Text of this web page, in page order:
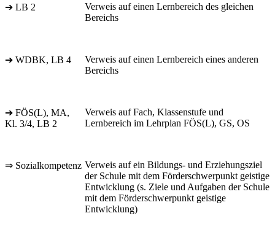
➔ LB 2
Verweis auf einen Lernbereich des gleichen
Bereichs
➔ WDBK, LB 4
Verweis auf einen Lernbereich eines anderen
Bereichs
➔ FÖS(L), MA,
Kl. 3/4, LB 2
Verweis auf Fach, Klassenstufe und
Lernbereich im Lehrplan FÖS(L), GS, OS
⇒ Sozialkompetenz Verweis auf ein Bildungs- und Erziehungsziel
der Schule mit dem Förderschwerpunkt geistige
Entwicklung (s. Ziele und Aufgaben der Schule
mit dem Förderschwerpunkt geistige
Entwicklung)